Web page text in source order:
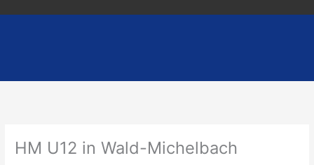
HM U12 in Wald-Michelbach